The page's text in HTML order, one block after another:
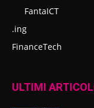
FantaICT
.ing
FinanceTech
ULTIMI